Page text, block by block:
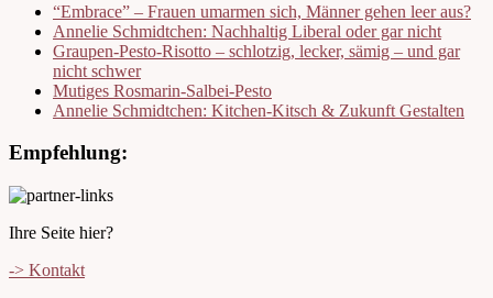
“Embrace” – Frauen umarmen sich, Männer gehen leer aus?
Annelie Schmidtchen: Nachhaltig Liberal oder gar nicht
Graupen-Pesto-Risotto – schlotzig, lecker, sämig – und gar
nicht schwer
Mutiges Rosmarin-Salbei-Pesto
Annelie Schmidtchen: Kitchen-Kitsch & Zukunft Gestalten
Empfehlung:
Ihre Seite hier?
-> Kontakt